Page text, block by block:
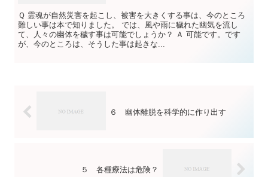
Ｑ 霊魂が自然災害を起こし、被害を大きくする事は、今のところ
難しい事は本で知りました。 では、風や雨に穢れた幽気を流し
て、人々の幽体を穢す事は可能でしょうか？ Ａ 可能です。です
が、今のところは、そうした事は起きな...
６ 幽体離脱を科学的に作り出す
５ 各種療法は危険？